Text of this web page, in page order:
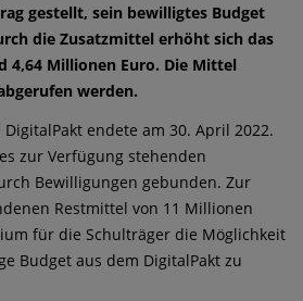
gestellt, sein bewilligtes Budget
die Zusatzmittel erhöht sich das
4,64 Millionen Euro. Die Mittel
werden.
endete am 30. April 2022.
zur Verfügung stehenden
Bewilligungen gebunden. Zur
Restmittel von 11 Millionen
für die Schulträger die Möglichkeit
Budget aus dem DigitalPakt zu